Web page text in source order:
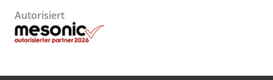
Autorisiert